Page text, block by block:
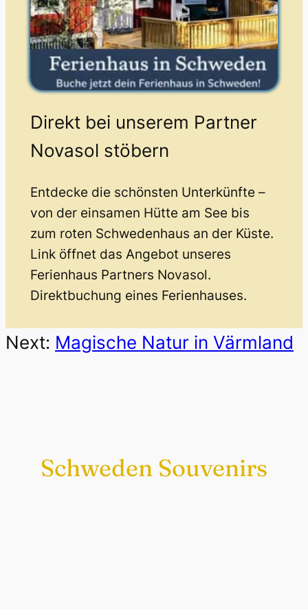
Direkt bei unserem Partner
Novasol stöbern
Entdecke die schönsten Unterkünfte –
von der einsamen Hütte am See bis
zum roten Schwedenhaus an der Küste.
Link öffnet das Angebot unseres
Ferienhaus Partners Novasol.
Direktbuchung eines Ferienhauses.
Next: Magische Natur in Värmland
Schweden Souvenirs